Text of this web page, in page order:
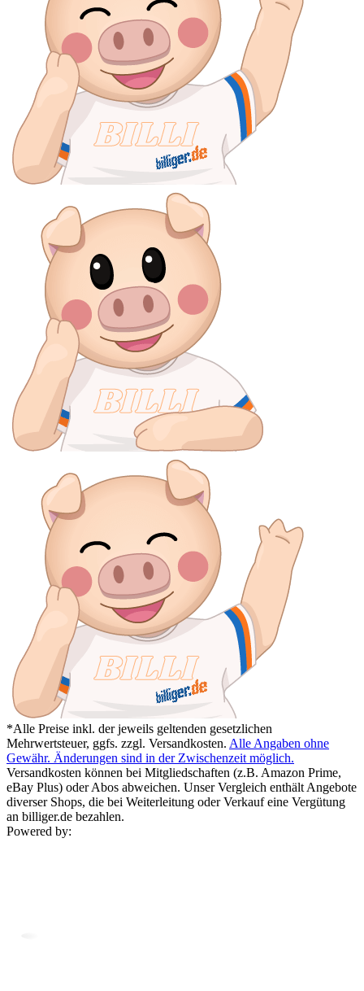
*Alle Preise inkl. der jeweils geltenden gesetzlichen
Mehrwertsteuer, ggfs. zzgl. Versandkosten. Alle Angaben ohne
Gewähr. Änderungen sind in der Zwischenzeit möglich.
Versandkosten können bei Mitgliedschaften (z.B. Amazon Prime,
eBay Plus) oder Abos abweichen. Unser Vergleich enthält Angebote
diverser Shops, die bei Weiterleitung oder Verkauf eine Vergütung
an billiger.de bezahlen.
Powered by: